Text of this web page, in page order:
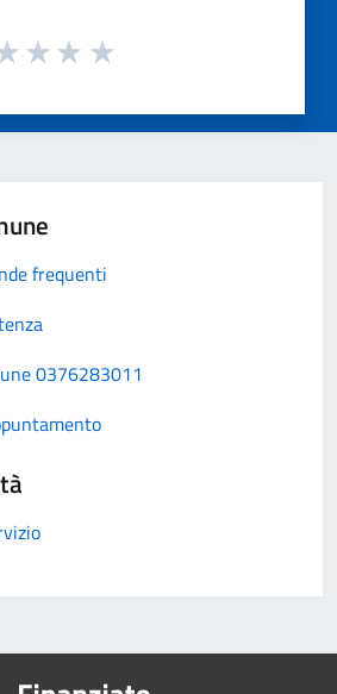
frequenti
0376283011